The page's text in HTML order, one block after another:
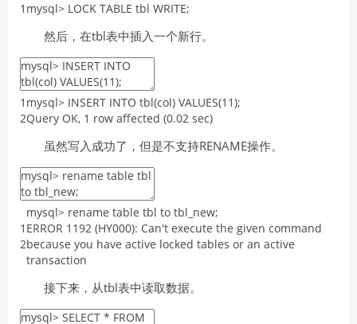
1 mysql> LOCK TABLE tbl WRITE;
然后，在tbl表中插入一个新行。
1
2
mysql> INSERT INTO tbl(col) VALUES(11);
Query OK, 1 row affected (0.02 sec)
虽然写入成功了，但是不支持RENAME操作。
1
2
mysql> rename table tbl to tbl_new;
ERROR 1192 (HY000): Can't execute the given command
because you have active locked tables or an active
transaction
接下来，从tbl表中读取数据。